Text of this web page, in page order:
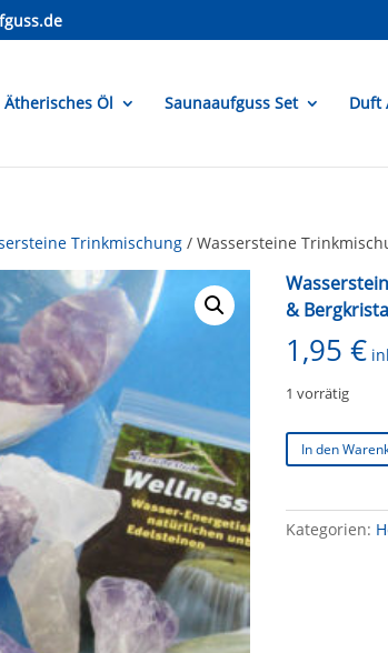
Ätherisches Öl Saunaaufguss Set Duft
Trinkmischung / Wassersteine
&
1,95€
1 vorrätig
Wassersteine
Amethyst
&
In den
Kategorien: